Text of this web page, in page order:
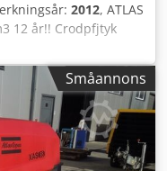
2012, ATLAS
12 år!! Crodpfjtyk
XAS87, maskin
5,00 m3/min;
KUBOTA
är fullt
garanti lämnas. Pris
46.494 PLN Nedan
maskinens drift.
Småannons